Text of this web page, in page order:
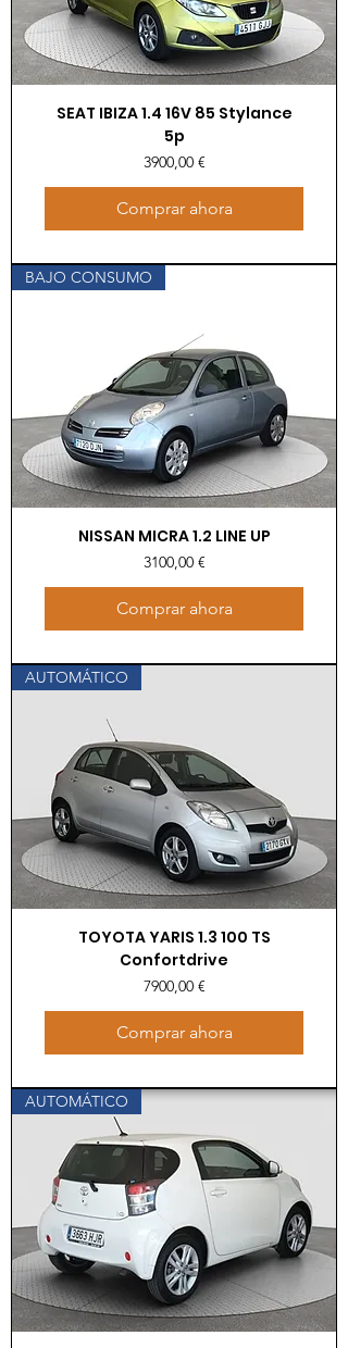
SEAT IBIZA 1.4 16V 85 Stylance
5p
Precio
3900,00 €
Comprar ahora
BAJO CONSUMO
NISSAN MICRA 1.2 LINE UP
Precio
3100,00 €
Comprar ahora
AUTOMÁTICO
TOYOTA YARIS 1.3 100 TS
Confortdrive
Precio
7900,00 €
Comprar ahora
AUTOMÁTICO